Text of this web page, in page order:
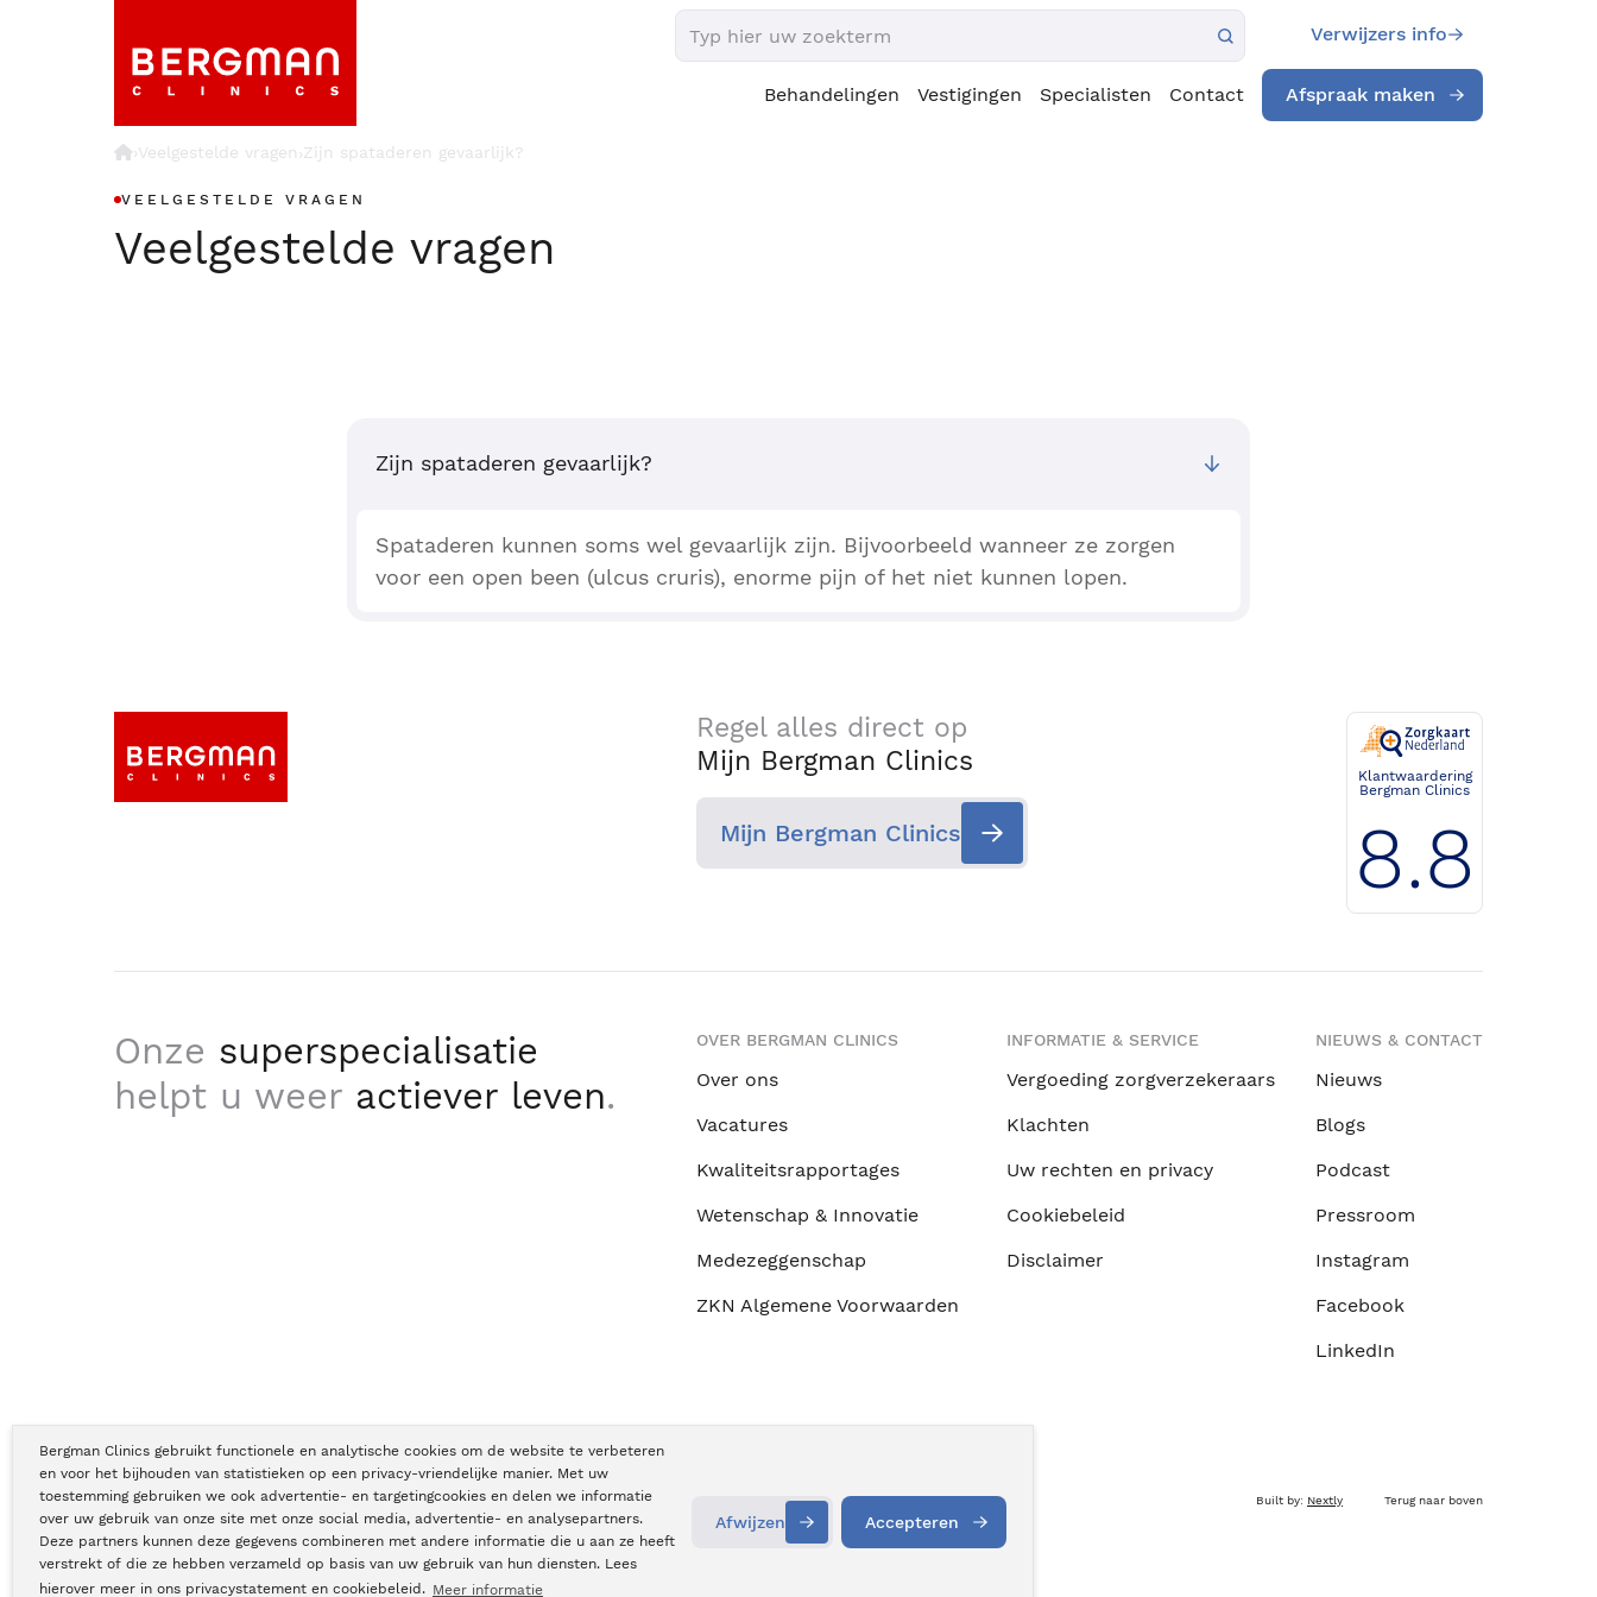
Bergman Clinics gebruikt functionele en analytische cookies om de website te verbeteren
en voor het bijhouden van statistieken op een privacy-vriendelijke manier. Met uw
toestemming gebruiken we ook advertentie- en targetingcookies en delen we informatie
over uw gebruik van onze site met onze social media, advertentie- en analysepartners.
Deze partners kunnen deze gegevens combineren met andere informatie die u aan ze heeft
verstrekt of die ze hebben verzameld op basis van uw gebruik van hun diensten. Lees
hierover meer in ons privacystatement en cookiebeleid. Meer informatie
Afwijzen Accepteren
Verwijzers info
Behandelingen Vestigingen Specialisten Contact Afspraak maken
›Veelgestelde vragen›Zijn spataderen gevaarlijk?
VEELGESTELDE VRAGEN
Veelgestelde vragen
Zijn spataderen gevaarlijk?
Spataderen kunnen soms wel gevaarlijk zijn. Bijvoorbeeld wanneer ze zorgen
voor een open been (ulcus cruris), enorme pijn of het niet kunnen lopen.
Regel alles direct op
Mijn Bergman Clinics
Mijn Bergman Clinics
Klantwaardering
Bergman Clinics
8.8
Onze superspecialisatie
helpt u weer actiever leven.
OVER BERGMAN CLINICS
Over ons
Vacatures
Kwaliteitsrapportages
Wetenschap & Innovatie
Medezeggenschap
ZKN Algemene Voorwaarden
INFORMATIE & SERVICE
Vergoeding zorgverzekeraars
Klachten
Uw rechten en privacy
Cookiebeleid
Disclaimer
NIEUWS & CONTACT
Nieuws
Blogs
Podcast
Pressroom
Instagram
Facebook
LinkedIn
Copyright © Bergman Clinics 2026 | KVK nummer: 30196373 Built by: Nextly Terug naar boven